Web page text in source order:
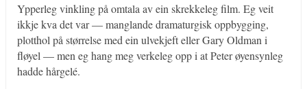
Ypperleg vinkling på omtala av ein skrekkeleg film. Eg veit
ikkje kva det var — manglande dramaturgisk oppbygging,
plotthol på størrelse med ein ulvekjeft eller Gary Oldman i
fløyel — men eg hang meg verkeleg opp i at Peter øyensynleg
hadde hårgelé.